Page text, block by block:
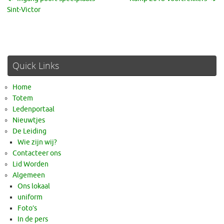
Sint-Victor
Quick Links
Home
Totem
Ledenportaal
Nieuwtjes
De Leiding
Wie zijn wij?
Contacteer ons
Lid Worden
Algemeen
Ons lokaal
uniform
Foto’s
In de pers